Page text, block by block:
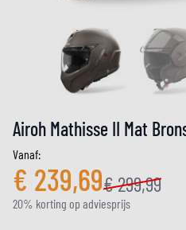
Airoh Mathisse II Mat
Vanaf:
€ 239,69€ 299,99
20% korting op adviesprijs